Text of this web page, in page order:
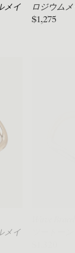
メイ
ロジウム
$1,275
メイ